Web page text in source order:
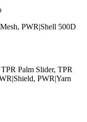
PWR|Shell 500D
Palm Slider, TPR
PWR|Yarn